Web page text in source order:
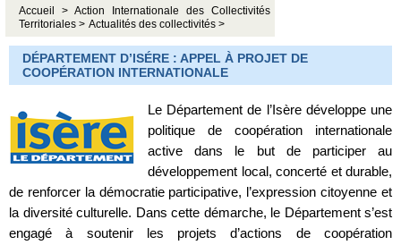
Accueil >Action Internationale des Collectivités
Territoriales > Actualités des collectivités >
DÉPARTEMENT D’ISÉRE : APPEL À PROJET DE
COOPÉRATION INTERNATIONALE
Le Département de l’Isère développe une
politique de coopération internationale
active dans le but de participer au
développement local, concerté et durable,
de renforcer la démocratie participative, l’expression citoyenne et
la diversité culturelle. Dans cette démarche, le Département s’est
engagé à soutenir les projets d’actions de coopération